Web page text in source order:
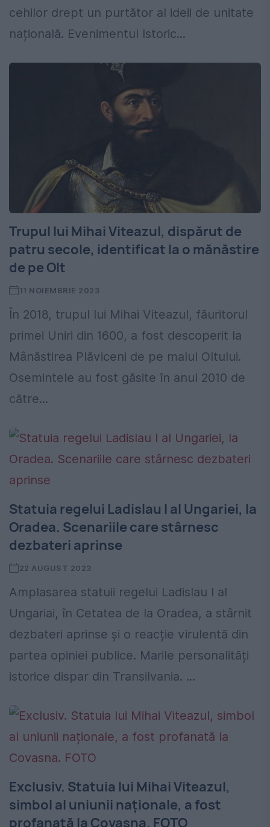
cehilor drept un purtător al ideii de unitate
națională. Evenimentul Istoric...
Trupul lui Mihai Viteazul, dispărut de
patru secole, identificat la o mănăstire
de pe Olt
11 NOIEMBRIE 2023
În 2018, trupul lui Mihai Viteazul, făuritorul
primei Uniri din 1600, a fost descoperit la
Mânăstirea Plăviceni de pe malul Oltului.
Osemintele au fost găsite în anul 2010 de
către...
Statuia regelui Ladislau l al Ungariei, la
Oradea. Scenariile care stârnesc
dezbateri aprinse
22 AUGUST 2023
Amplasarea statuii regelui Ladislau l al
Ungariai, în Cetatea de la Oradea, a stârnit
dezbateri aprinse și o reacție virulentă din
partea opiniei publice. Marile personalități
istorice dispar din Transilvania. ...
Exclusiv. Statuia lui Mihai Viteazul,
simbol al uniunii naționale, a fost
profanată la Covasna. FOTO